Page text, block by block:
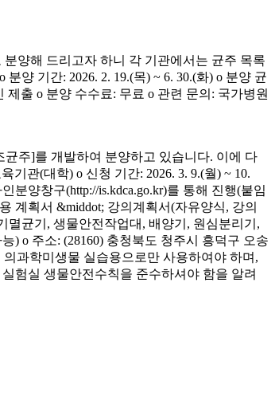
양해 드리고자 하니 각 기관에서는 균주 목록
양 기간: 2026. 2. 19.(목) ~ 6. 30.(화) o 분양 균
출 o 분양 수수료: 무료 o 관련 문의: 국가병원
주]를 개발하여 분양하고 있습니다. 이에 다
관(대학) o 신청 기간: 2026. 3. 9.(월) ~ 10.
분양창구(http://is.kdca.go.kr)를 통해 진행(붙임
계획서 &middot; 강의계획서(자유양식, 강의
멸균기, 생물안전작업대, 배양기, 원심분리기,
) o 주소: (28160) 충청북도 청주시 흥덕구 오송
과학미생물 실습용으로만 사용하여야 하며,
험실 생물안전수칙을 준수하셔야 함을 알려